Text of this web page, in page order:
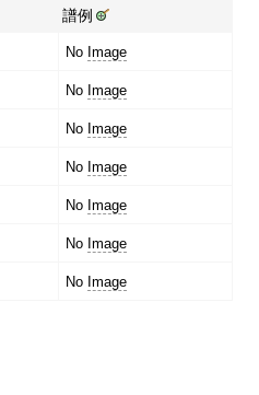
譜例
No Image
No Image
No Image
No Image
No Image
No Image
No Image